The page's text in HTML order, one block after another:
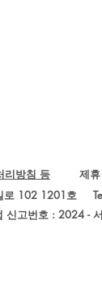
리방침 등 제
로 102 1201호
고번호 : 2024 -